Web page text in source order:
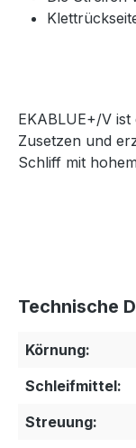
EKABLUE+/V
Zusetzen und
Schliff mit
Technische
Körnung:
Schleifmittel:
Streuung: